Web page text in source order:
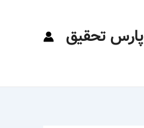
پارس تحقیق